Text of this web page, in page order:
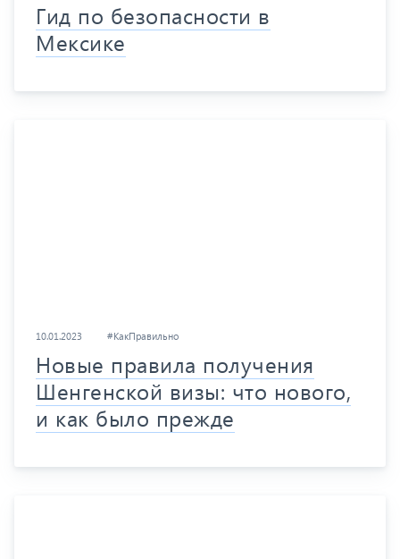
Гид по безопасности в
Мексике
10.01.2023 #КакПравильно
Новые правила получения
Шенгенской визы: что нового,
и как было прежде